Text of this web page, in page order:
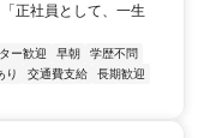
正社員として、一生
ー歓迎 早朝
学歴不問
り 交通費支給
長期歓迎